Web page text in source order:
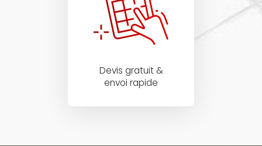
Devis gratuit &
envoi rapide